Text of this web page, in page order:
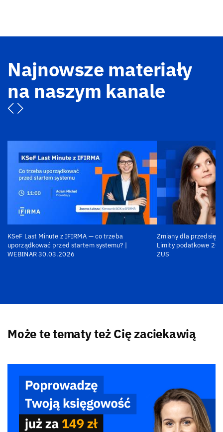
Najnowsze materiały
na naszym kanale
KSeF Last Minute z IFIRMA — co trzeba
uporządkować przed startem systemu? |
WEBINAR 30.03.2026
Zmiany dla
Limity podatkowe
ZUS
Może te tematy też Cię zaciekawią